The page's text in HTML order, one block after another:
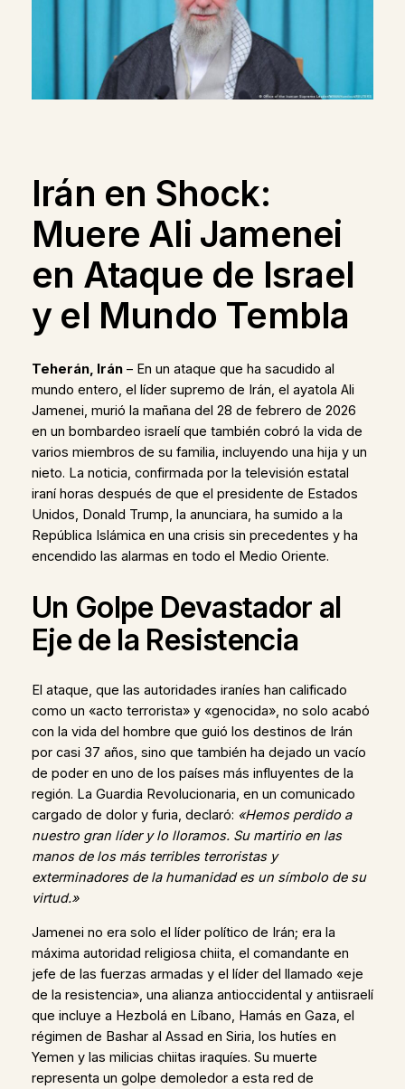
Irán en Shock:
Muere Ali Jamenei
en Ataque de Israel
y el Mundo Tembla
Teherán, Irán– En un ataque que ha sacudido al
mundo entero, el líder supremo de Irán, el ayatola Ali
Jamenei, murió la mañana del 28 de febrero de 2026
en un bombardeo israelí que también cobró la vida de
varios miembros de su familia, incluyendo una hija y un
nieto. La noticia, confirmada por la televisión estatal
iraní horas después de que el presidente de Estados
Unidos, Donald Trump, la anunciara, ha sumido a la
República Islámica en una crisis sin precedentes y ha
encendido las alarmas en todo el Medio Oriente.
Un Golpe Devastador al
Eje de la Resistencia
El ataque, que las autoridades iraníes han calificado
como un «acto terrorista» y «genocida», no solo acabó
con la vida del hombre que guió los destinos de Irán
por casi 37 años, sino que también ha dejado un vacío
de poder en uno de los países más influyentes de la
región. La Guardia Revolucionaria, en un comunicado
cargado de dolor y furia, declaró: «Hemos perdido a
nuestro gran líder y lo lloramos. Su martirio en las
manos de los más terribles terroristas y
exterminadores de la humanidad es un símbolo de su
virtud.»
Jamenei no era solo el líder político de Irán; era la
máxima autoridad religiosa chiita, el comandante en
jefe de las fuerzas armadas y el líder del llamado «eje
de la resistencia», una alianza antioccidental y antiisraelí
que incluye a Hezbolá en Líbano, Hamás en Gaza, el
régimen de Bashar al Assad en Siria, los hutíes en
Yemen y las milicias chiitas iraquíes. Su muerte
representa un golpe demoledor a esta red de